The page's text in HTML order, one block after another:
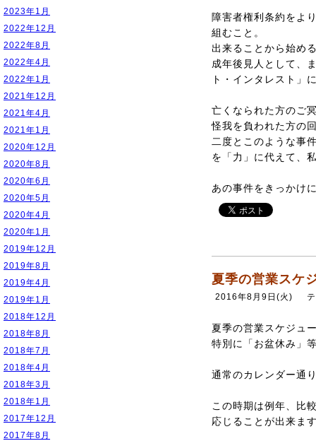
障害者権利条約をよ
組むこと。
出来ることから始め
成年後見人として、
ト・インタレスト」
亡くなられた方のご
怪我を負われた方の
二度とこのような事
を「力」に代えて、
あの事件をきっかけ
夏季の営業スケ
2016年8月9日(火)
夏季の営業スケジュ
特別に「お盆休み」
通常のカレンダー通
この時期は例年、比
応じることが出来ま
2023年1月
2022年12月
2022年8月
2022年4月
2022年1月
2021年12月
2021年4月
2021年1月
2020年12月
2020年8月
2020年6月
2020年5月
2020年4月
2020年1月
2019年12月
2019年8月
2019年4月
2019年1月
2018年12月
2018年8月
2018年7月
2018年4月
2018年3月
2018年1月
2017年12月
2017年8月